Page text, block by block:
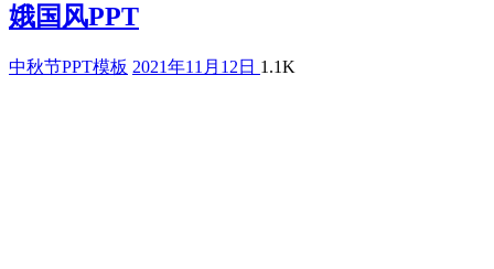
娥国风PPT
中秋节PPT模板 2021年11月12日 1.1K